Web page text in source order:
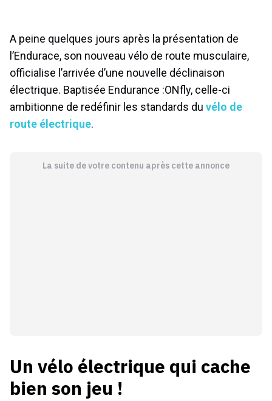
A peine quelques jours après la présentation de
l’Endurace, son nouveau vélo de route musculaire,
officialise l’arrivée d’une nouvelle déclinaison
électrique. Baptisée Endurance :ONfly, celle-ci
ambitionne de redéfinir les standards du vélo de
route électrique.
La suite de votre contenu après cette annonce
Un vélo électrique qui cache
bien son jeu !